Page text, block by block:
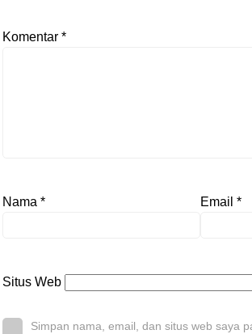
Komentar *
Nama * Email *
Situs Web
Simpan nama, email, dan situs web saya